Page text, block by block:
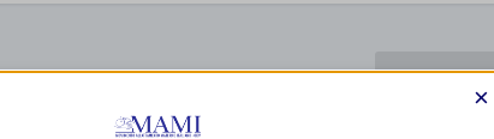
PROSSIMO
NASCE LA CIANB – Coalizione italiana per l’alimentazione dei
×